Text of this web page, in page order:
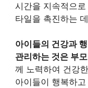
시간을 지속적으
타일을 촉진하는
아이들의 건강과
관리하는 것은 부
께 노력하여 건강
아이들이 행복하